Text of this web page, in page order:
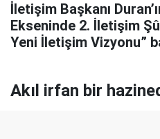
İletişim Başkanı
Ekseninde 2. İletişim
Yeni İletişim Vizyonu”
Akıl irfan bir